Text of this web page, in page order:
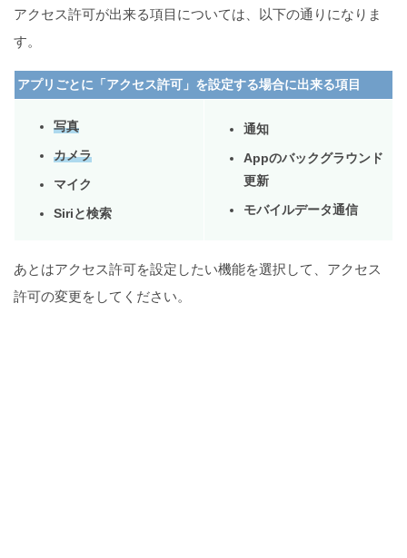
アクセス許可が出来る項目については、以下の通りになりま
す。
アプリごとに「アクセス許可」を設定する場合に出来る項目
写真
カメラ
マイク
Siriと検索
通知
Appのバックグラウンド
更新
モバイルデータ通信
あとはアクセス許可を設定したい機能を選択して、アクセス
許可の変更をしてください。